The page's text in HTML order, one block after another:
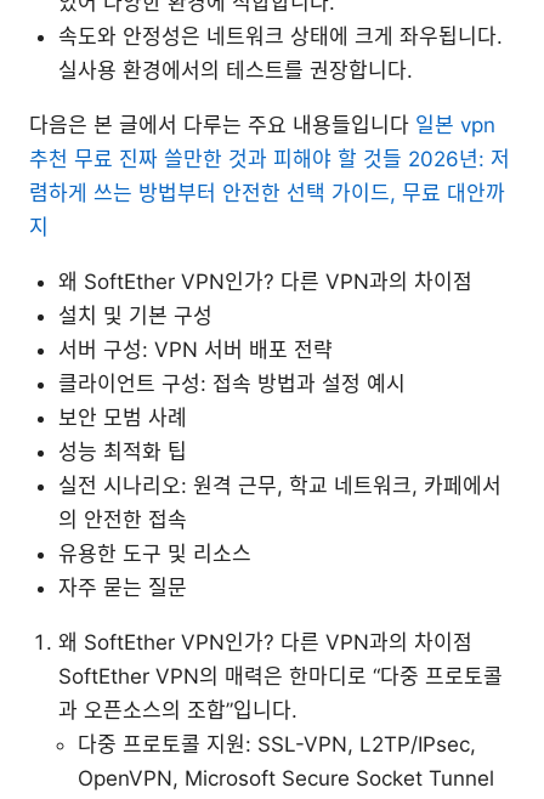
속도와 안정성은 네트워크 상태에 크게 좌우됩니다.
실사용 환경에서의 테스트를 권장합니다.
다음은 본 글에서 다루는 주요 내용들입니다 일본 vpn
추천 무료 진짜 쓸만한 것과 피해야 할 것들 2026년: 저
렴하게 쓰는 방법부터 안전한 선택 가이드, 무료 대안까
지
왜 SoftEther VPN인가? 다른 VPN과의 차이점
설치 및 기본 구성
서버 구성: VPN 서버 배포 전략
클라이언트 구성: 접속 방법과 설정 예시
보안 모범 사례
성능 최적화 팁
실전 시나리오: 원격 근무, 학교 네트워크, 카페에서
의 안전한 접속
유용한 도구 및 리소스
자주 묻는 질문
왜 SoftEther VPN인가? 다른 VPN과의 차이점
SoftEther VPN의 매력은 한마디로 “다중 프로토콜
과 오픈소스의 조합”입니다.
다중 프로토콜 지원: SSL-VPN, L2TP/IPsec,
OpenVPN, Microsoft Secure Socket Tunnel